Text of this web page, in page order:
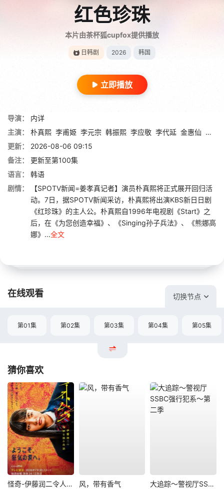
红色珍珠
本片由茶杯狐cupfox提供播放
日韩剧 2026 韩国
立即播放
导演：
内详
主演：
朴真熙 李甫姫 李元宗 韩振熙 李应敬 李代延 金惠仙 金宣
更新：
2026-08-06 09:15
备注：
更新至第100集
语言：
韩语
剧情：
【SPOTV新闻=姜孝真记者】演员朴真熙将正式展开回归活
动。7日，据SPOTV新闻采访，朴真熙将出演KBS新日日剧
《红珍珠》的主人公。朴真熙自1996年电视剧《Start》之
后，在《为您创造幸福》、《Singing孙子兵法》、《熊娜高
娜》...全文
在线观看 切换节点
第01集 第02集 第03集 第04集 第05集
猜你喜欢
怪奇-伊藤润二令人彻夜难眠的奇异故事－ 风，带有香气 大追踪〜警视厅SSBC强行犯系〜第二季